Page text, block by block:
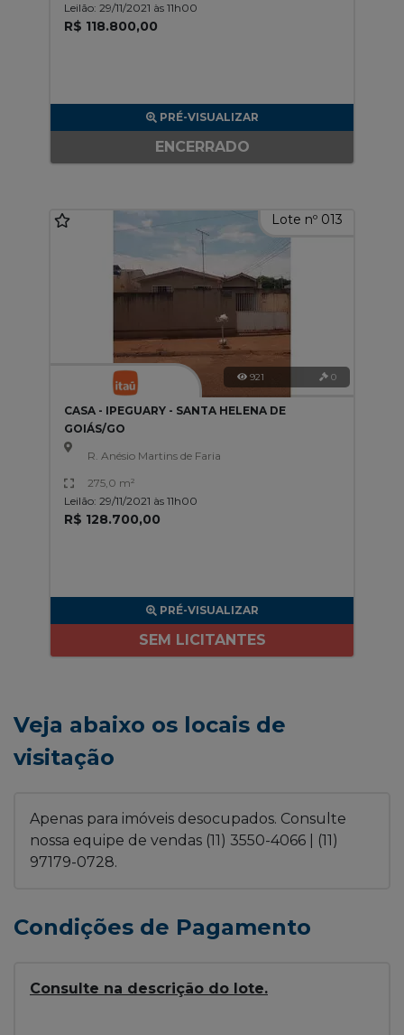
Leilão: 29/11/2021 às 11h00
R$ 118.800,00
PRÉ-VISUALIZAR
ENCERRADO
Lote nº 013
921 0
CASA - IPEGUARY - SANTA HELENA DE
GOIÁS/GO
R. Anésio Martins de Faria
275,0 m²
Leilão: 29/11/2021 às 11h00
R$ 128.700,00
PRÉ-VISUALIZAR
SEM LICITANTES
Veja abaixo os locais de
visitação
Apenas para imóveis desocupados. Consulte
nossa equipe de vendas (11) 3550-4066 | (11)
97179-0728.
Condições de Pagamento
Consulte na descrição do lote.